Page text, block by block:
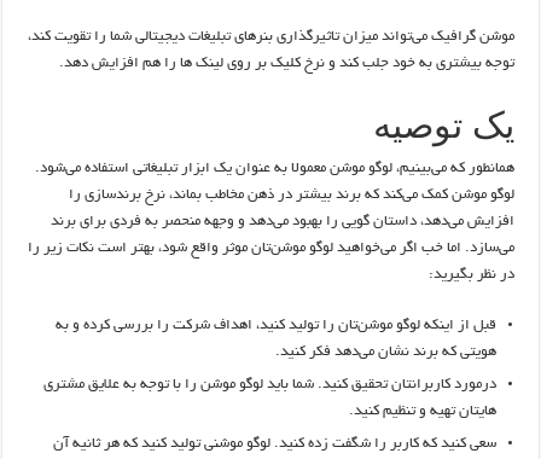
موشن گرافیک می‌تواند میزان تاثیرگذاری بنرهای تبلیغات دیجیتالی شما را تقویت کند،
توجه بیشتری به خود جلب کند و نرخ کلیک بر روی لینک ها را هم افزایش دهد.
یک توصیه
همانطور که می‌بینیم، لوگو موشن معمولا به عنوان یک ابزار تبلیغاتی استفاده می‌شود.
لوگو موشن کمک می‌کند که برند بیشتر در ذهن مخاطب بماند، نرخ برندسازی را
افزایش می‌دهد، داستان گویی را بهبود می‌دهد و وجهه منحصر به فردی برای برند
می‌سازد. اما خب اگر می‌خواهید لوگو موشن‌تان موثر واقع شود، بهتر است نکات زیر را
در نظر بگیرید:
قبل از اینکه لوگو موشن‌تان را تولید کنید، اهداف شرکت را بررسی کرده و به
هویتی که برند نشان می‌دهد فکر کنید.
درمورد کاربرانتان تحقیق کنید. شما باید لوگو موشن را با توجه به علایق مشتری
هایتان تهیه و تنظیم کنید.
سعی کنید که کاربر را شگفت زده کنید. لوگو موشنی تولید کنید که هر ثانیه آن